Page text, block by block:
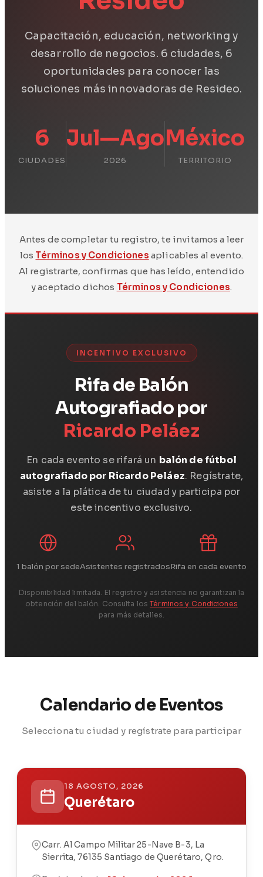
Capacitación, educación, networking y
desarrollo de negocios. 6 ciudades, 6
oportunidades para conocer las
soluciones más innovadoras de Resideo.
6
CIUDADES
Jul—Ago
2026
México
TERRITORIO
Antes de completar tu registro, te invitamos a leer
los Términos y Condiciones aplicables al evento.
Al registrarte, confirmas que has leído, entendido
y aceptado dichos Términos y Condiciones.
INCENTIVO EXCLUSIVO
Rifa de Balón
Autografiado por
Ricardo Peláez
En cada evento se rifará un balón de fútbol
autografiado por Ricardo Peláez. Regístrate,
asiste a la plática de tu ciudad y participa por
este incentivo exclusivo.
1 balón por sedeAsistentes registradosRifa en cada evento
Disponibilidad limitada. El registro y asistencia no garantizan la
obtención del balón. Consulta losTérminos y Condiciones
para más detalles.
Calendario de Eventos
Selecciona tu ciudad y regístrate para participar
18 AGOSTO, 2026
Querétaro
Carr. Al Campo Militar 25-Nave B-3, La
Sierrita, 76135 Santiago de Querétaro, Qro.